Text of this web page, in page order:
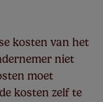
kosten van het
niet
moet
kosten zelf te